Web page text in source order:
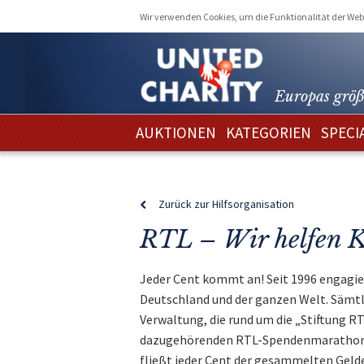
Wir verwenden Cookies, um die Funktionalität der
Europas
AUKTIONEN KATEGORIEN
Zurück zur Hilfsorganisation
RTL – Wir helfen
Jeder Cent kommt an! Seit 1996
Deutschland und der ganzen Welt.
Verwaltung, die rund um die „Stiftung
dazugehörenden RTL-
fließt jeder Cent der gesammelten